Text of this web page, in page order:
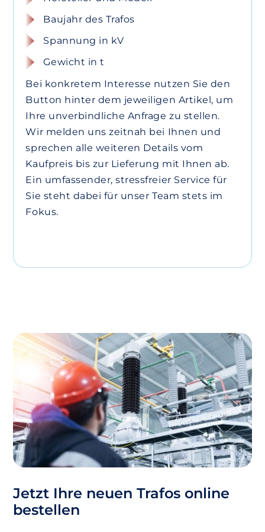
Baujahr des Trafos
Spannung in kV
Gewicht in t
Bei konkretem Interesse nutzen Sie den
Button hinter dem jeweiligen Artikel, um
Ihre unverbindliche Anfrage zu stellen.
Wir melden uns zeitnah bei Ihnen und
sprechen alle weiteren Details vom
Kaufpreis bis zur Lieferung mit Ihnen ab.
Ein umfassender, stressfreier Service für
Sie steht dabei für unser Team stets im
Fokus.
Jetzt Ihre neuen Trafos online
bestellen